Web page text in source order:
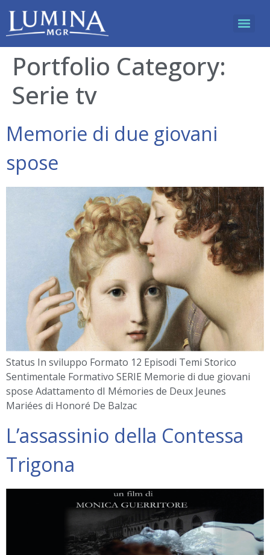
Portfolio Category:
Serie tv
Memorie di due giovani
spose
Status In sviluppo Formato 12 Episodi Temi Storico
Sentimentale Formativo SERIE Memorie di due giovani
spose Adattamento dI Mémories de Deux Jeunes
Mariées di Honoré De Balzac
L’assassinio della Contessa
Trigona